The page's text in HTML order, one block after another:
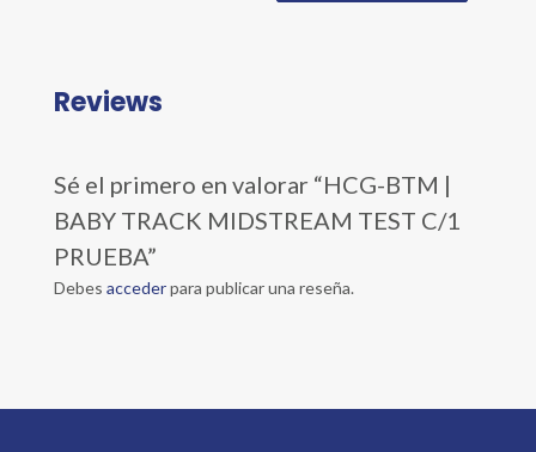
Reviews
Sé el primero en valorar “HCG-BTM |
BABY TRACK MIDSTREAM TEST C/1
PRUEBA”
Debes accederpara publicar una reseña.